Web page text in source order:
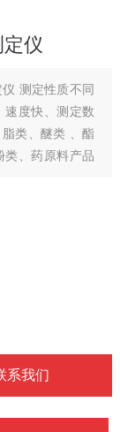
仪
测定性质不同
速度快、测定数
类、醚类 、酯
类、药原料产品
系我们